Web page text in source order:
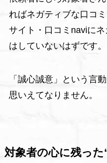
ればネガティブな口コ
サイト・口コミnaviに
はしていないはずです。
「誠心誠意」という言
思いえてなりません。
対象者の心に残った